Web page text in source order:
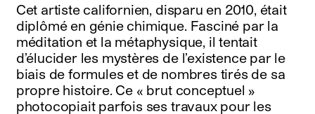
Cet artiste californien, disparu en 2010, était
diplômé en génie chimique. Fasciné par la
méditation et la métaphysique, il tentait
d’élucider les mystères de l’existence par le
biais de formules et de nombres tirés de sa
propre histoire. Ce « brut conceptuel »
photocopiait parfois ses travaux pour les